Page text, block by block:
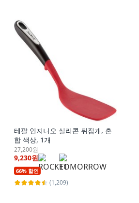
테팔 인지니오 실리콘 뒤집개, 혼
합 색상, 1개
27,200원
9,230원
66% 할인
(1,209)